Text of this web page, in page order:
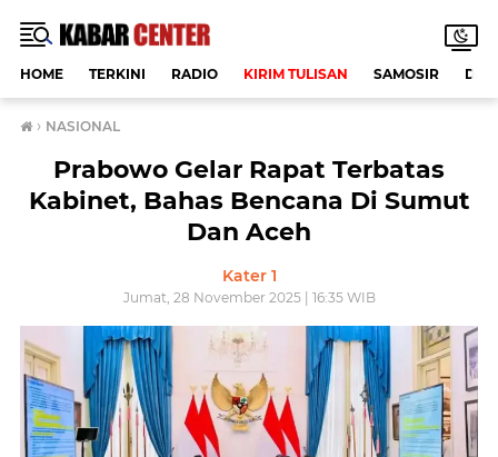
HOME TERKINI RADIO KIRIM TULISAN SAMOSIR
› NASIONAL
Prabowo Gelar Rapat Terbatas
Kabinet, Bahas Bencana Di Sumut
Dan Aceh
Kater 1
Jumat, 28 November 2025 | 16:35 WIB